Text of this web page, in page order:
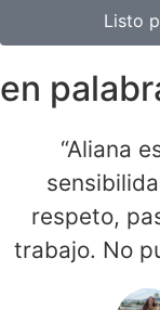
Listo
en
“Aliana
respeto,
trabajo. No